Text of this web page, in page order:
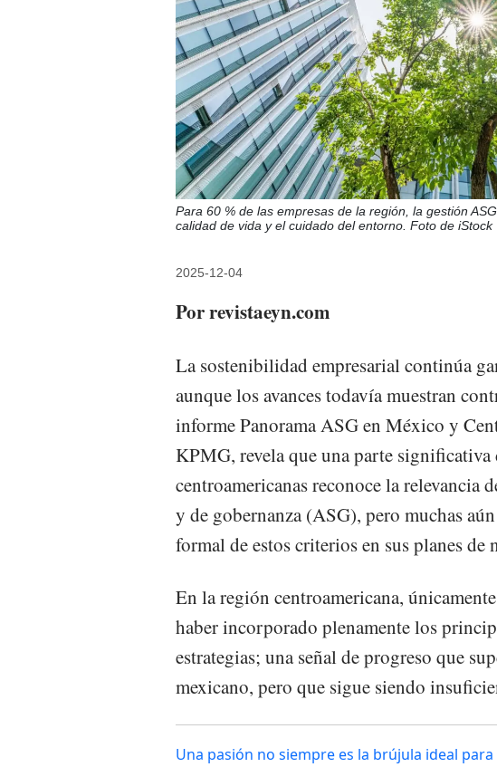
Para 60 % de las empresas de la región, la gestión
calidad de vida y el cuidado del entorno. Foto de iStock
2025-12-04
Por revistaeyn.com
La sostenibilidad empresarial continúa
aunque los avances todavía muestran
informe Panorama ASG en México y
KPMG, revela que una parte significativa
centroamericanas reconoce la relevancia
y de gobernanza (ASG), pero muchas
formal de estos criterios en sus planes de
En la región centroamericana,
haber incorporado plenamente los
estrategias; una señal de progreso que
mexicano, pero que sigue siendo
Una pasión no siempre es la brújula ideal